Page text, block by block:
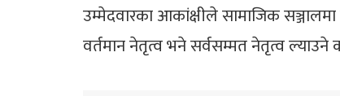
उम्मेदवारका आकांक्षीले सामाजिक
वर्तमान नेतृत्व भने सर्वसम्मत नेतृत्व